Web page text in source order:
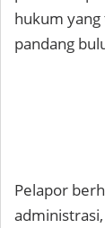
hukum
pandang
Pelapor